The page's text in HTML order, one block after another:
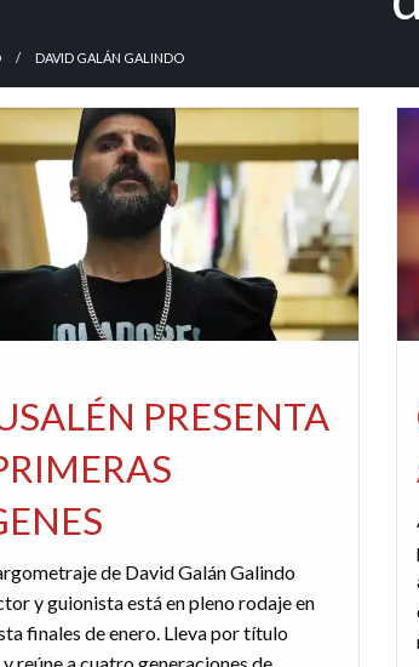
DAVID GALÁN GALINDO
PRESENTA
de David Galán Galindo
y guionista está en pleno rodaje en
finales de enero. Lleva por título